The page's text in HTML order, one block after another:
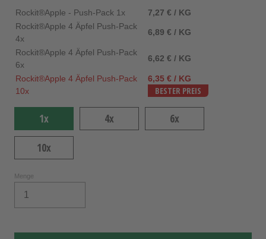
Rockit®Apple - Push-Pack 1x
7,27 € / KG
Rockit®Apple 4 Äpfel Push-Pack
4x
6,89 € / KG
Rockit®Apple 4 Äpfel Push-Pack
6x
6,62 € / KG
Rockit®Apple 4 Äpfel Push-Pack
10x
6,35 € / KG
BESTER PREIS
1x 4x 6x
10x
Menge